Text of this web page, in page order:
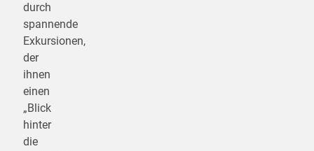
durch
spannende
Exkursionen,
der
ihnen
einen
„Blick
hinter
die